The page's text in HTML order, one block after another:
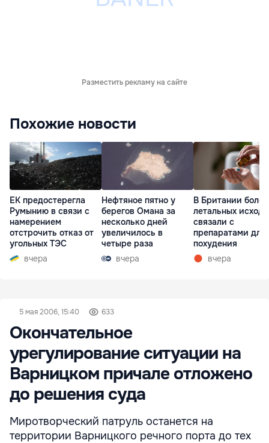
Разместить рекламу на сайте
Похожие новости
ЕК предостерегла
Румынию в связи с
намерением
отстрочить отказ от
угольных ТЭС
вчера
Нефтяное пятно у
берегов Омана за
несколько дней
увеличилось в
четыре раза
вчера
В Британии
летальных
связали с
препаратами для
похудения
вчера
5 мая 2006, 15:40 633
Окончательное
урегулирование ситуации на
Варницком причале отложено
до решения суда
Миротворческий патруль останется на
территории Варницкого речного порта до тех